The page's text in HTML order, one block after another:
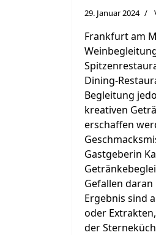
29. Januar 2024
Frankfurt am
Dining-
Begleitung
kreativen
erschaffen
Gastgeberin
Gefallen
Ergebnis sind
oder
der